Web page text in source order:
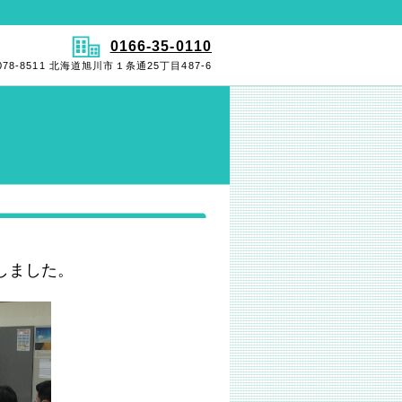
0166-35-0110
8511 北海道旭川市１条通25丁目487-6
した。